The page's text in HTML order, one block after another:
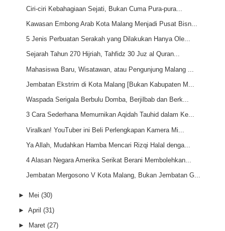
Ciri-ciri Kebahagiaan Sejati, Bukan Cuma Pura-pura...
Kawasan Embong Arab Kota Malang Menjadi Pusat Bisn...
5 Jenis Perbuatan Serakah yang Dilakukan Hanya Ole...
Sejarah Tahun 270 Hijriah, Tahfidz 30 Juz al Quran...
Mahasiswa Baru, Wisatawan, atau Pengunjung Malang ...
Jembatan Ekstrim di Kota Malang [Bukan Kabupaten M...
Waspada Serigala Berbulu Domba, Berjilbab dan Berk...
3 Cara Sederhana Memurnikan Aqidah Tauhid dalam Ke...
Viralkan! YouTuber ini Beli Perlengkapan Kamera Mi...
Ya Allah, Mudahkan Hamba Mencari Rizqi Halal denga...
4 Alasan Negara Amerika Serikat Berani Membolehkan...
Jembatan Mergosono V Kota Malang, Bukan Jembatan G...
► Mei (30)
► April (31)
► Maret (27)